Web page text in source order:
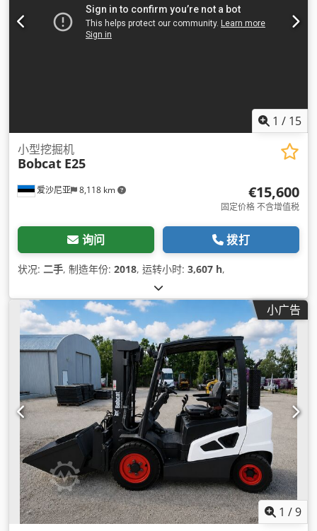
1 / 15
爱沙尼亚 8,118 km
小型挖掘机
Bobcat E25
€15,600
固定价格 不含增值税
询问 拨打
状况: 二手, 制造年份: 2018, 运转小时: 3,607 h,
小广告
1 /9